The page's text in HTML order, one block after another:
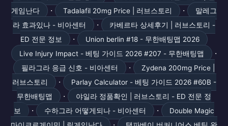
© 2026 러브스토리. All rights reserved.
정보 출처: FDA, EMA, MFDS
📖 완전 가이드 🏠 홈
Kamagra vs Silagra Effectiveness | 러브스토리 ·
비고렉
스 최고선택 | 러브스토리 - ED 전문 정보
· 충남 온라인상담 |